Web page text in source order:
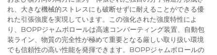
れ、大きな機械的ストレスにも破断せずに耐えることができる優
れた引張強度を実現しています。この強化された強度特性によ
り、BOPPジャムボロールは高速コンバーティング装置、自動包
装ライン、物質の完全性が極めて重要となる厳しい取り扱い環境
でも信頼性の高い性能を発揮できます。BOPPジャムボロールの